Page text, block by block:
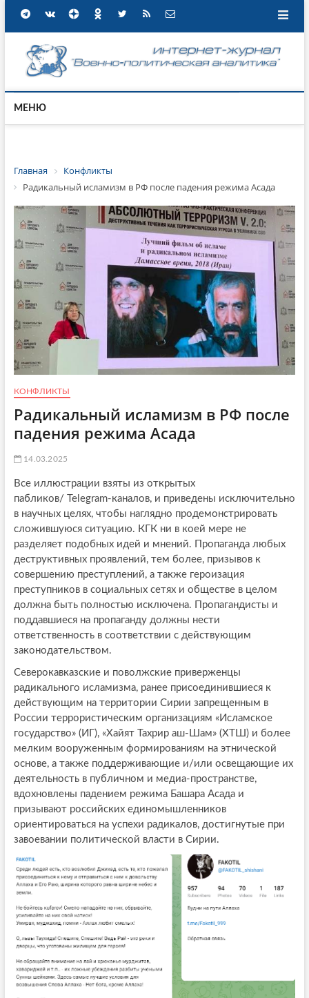
МЕНЮ
Главная
Конфликты
Радикальный исламизм в РФ после падения режима Асада
КОНФЛИКТЫ
Радикальный исламизм в РФ после
падения режима Асада
14.03.2025
Все иллюстрации взяты из открытых
пабликов/ Telegram-каналов, и приведены исключительно
в научных целях, чтобы наглядно продемонстрировать
сложившуюся ситуацию. КГК ни в коей мере не
разделяет подобных идей и мнений. Пропаганда любых
деструктивных проявлений, тем более, призывов к
совершению преступлений, а также героизация
преступников в социальных сетях и обществе в целом
должна быть полностью исключена. Пропагандисты и
поддавшиеся на пропаганду должны нести
ответственность в соответствии с действующим
законодательством.
Северокавказские и поволжские приверженцы
радикального исламизма, ранее присоединившиеся к
действующим на территории Сирии запрещенным в
России террористическим организациям «Исламское
государство» (ИГ), «Хайят Тахрир аш-Шам» (ХТШ) и более
мелким вооруженным формированиям на этнической
основе, а также поддерживающие и/или освещающие их
деятельность в публичном и медиа-пространстве,
вдохновлены падением режима Башара Асада и
призывают российских единомышленников
ориентироваться на успехи радикалов, достигнутые при
завоевании политической власти в Сирии.